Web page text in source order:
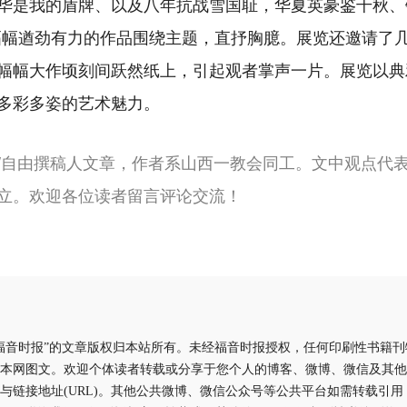
是我的盾牌、以及八年抗战雪国耻，华夏英豪鉴千秋
遒劲有力的作品围绕主题，直抒胸臆。展览还邀请了
幅大作顷刻间跃然纸上，引起观者掌声一片。展览以
彩多姿的艺术魅力。
由撰稿人文章，作者系山西一教会同工。文中观点代
。欢迎各位读者留言评论交流！
音时报”的文章版权归本站所有。未经福音时报授权，任何印刷性书籍
网图文。欢迎个体读者转载或分享于您个人的博客、微博、微信及其
链接地址(URL)。其他公共微博、微信公众号等公共平台如需转载引